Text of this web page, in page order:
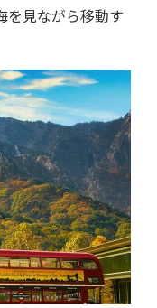
を見ながら移動す